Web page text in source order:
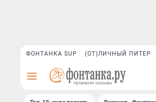
ФОНТАНКА SUP (ОТ)ЛИЧНЫЙ ПИТЕР